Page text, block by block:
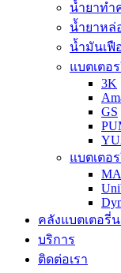
น้ำยาทำ
น้ำยาหล่
น้ำมันเฟื
แบตเตอ
3K
GS
แบตเตอ
คลังแบตเตอรี่
บริการ
ติดต่อเรา